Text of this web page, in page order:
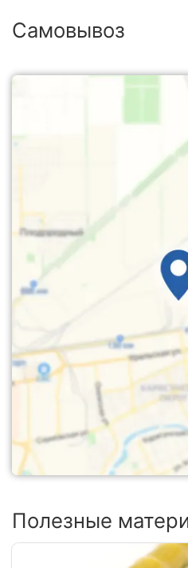
Самовывоз
Полезные